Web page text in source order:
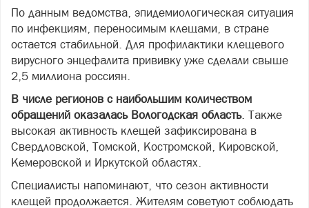
По данным ведомства, эпидемиологическая ситуация
по инфекциям, переносимым клещами, в стране
остается стабильной. Для профилактики клещевого
вирусного энцефалита прививку уже сделали свыше
2,5 миллиона россиян.
В числе регионов с наибольшим количеством
обращений оказалась Вологодская область. Также
высокая активность клещей зафиксирована в
Свердловской, Томской, Костромской, Кировской,
Кемеровской и Иркутской областях.
Специалисты напоминают, что сезон активности
клещей продолжается. Жителям советуют соблюдать